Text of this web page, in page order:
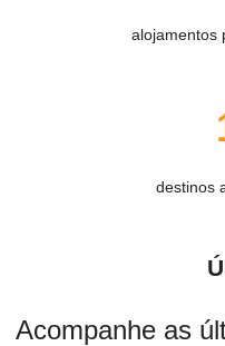
alojamentos
destinos
Acompanhe as